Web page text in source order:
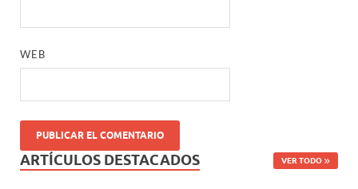
WEB
ARTÍCULOS DESTACADOS VER TODO